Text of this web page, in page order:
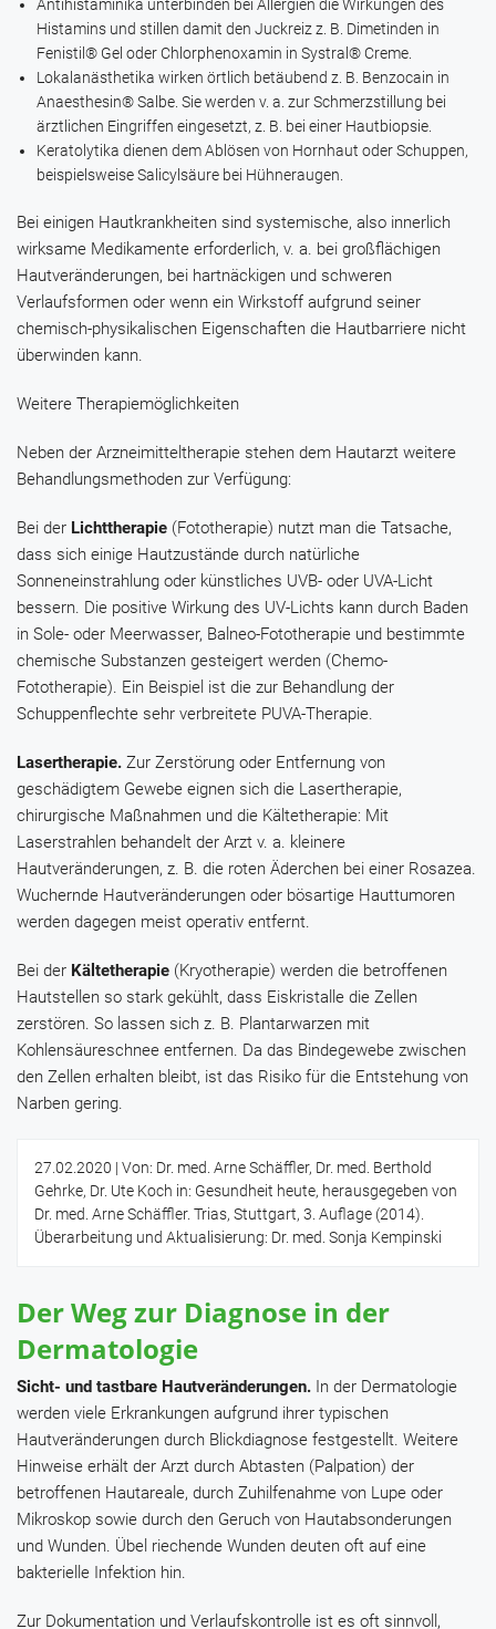
Antihistaminika unterbinden bei Allergien die Wirkungen des
Histamins und stillen damit den Juckreiz z. B. Dimetinden in
Fenistil® Gel oder Chlorphenoxamin in Systral® Creme.
Lokalanästhetika wirken örtlich betäubend z. B. Benzocain in
Anaesthesin® Salbe. Sie werden v. a. zur Schmerzstillung bei
ärztlichen Eingriffen eingesetzt, z. B. bei einer Hautbiopsie.
Keratolytika dienen dem Ablösen von Hornhaut oder Schuppen,
beispielsweiseSalicylsäurebei Hühneraugen.
Bei einigen Hautkrankheiten sind systemische, also innerlich
wirksame Medikamente erforderlich, v. a. bei großflächigen
Hautveränderungen, bei hartnäckigen und schweren
Verlaufsformen oder wenn ein Wirkstoff aufgrund seiner
chemisch-physikalischen Eigenschaften die Hautbarriere nicht
überwinden kann.
Weitere Therapiemöglichkeiten
Neben der Arzneimitteltherapie stehen dem Hautarzt weitere
Behandlungsmethoden zur Verfügung:
Bei der Lichttherapie (Fototherapie) nutzt man die Tatsache,
dass sich einige Hautzustände durch natürliche
Sonneneinstrahlung oder künstliches UVB- oder UVA-Licht
bessern. Die positive Wirkung des UV-Lichts kann durch Baden
in Sole- oder Meerwasser, Balneo-Fototherapie und bestimmte
chemische Substanzen gesteigert werden (Chemo-
Fototherapie). Ein Beispiel ist die zur Behandlung der
Schuppenflechte sehr verbreitete PUVA-Therapie.
Lasertherapie. Zur Zerstörung oder Entfernung von
geschädigtem Gewebe eignen sich die Lasertherapie,
chirurgische Maßnahmen und die Kältetherapie: Mit
Laserstrahlen behandelt der Arzt v. a. kleinere
Hautveränderungen, z. B. die roten Äderchen bei einer Rosazea.
Wuchernde Hautveränderungen oder bösartige Hauttumoren
werden dagegen meist operativ entfernt.
Bei der Kältetherapie (Kryotherapie) werden die betroffenen
Hautstellen so stark gekühlt, dass Eiskristalle die Zellen
zerstören. So lassen sich z. B. Plantarwarzen mit
Kohlensäureschnee entfernen. Da das Bindegewebe zwischen
den Zellen erhalten bleibt, ist das Risiko für die Entstehung von
Narben gering.
27.02.2020 | Von: Dr. med. Arne Schäffler, Dr. med. Berthold
Gehrke, Dr. Ute Koch in: Gesundheit heute, herausgegeben von
Dr. med. Arne Schäffler. Trias, Stuttgart, 3. Auflage (2014).
Überarbeitung und Aktualisierung: Dr. med. Sonja Kempinski
Der Weg zur Diagnose in der
Dermatologie
Sicht- und tastbare Hautveränderungen. In der Dermatologie
werden viele Erkrankungen aufgrund ihrer typischen
Hautveränderungen durch Blickdiagnose festgestellt. Weitere
Hinweise erhält der Arzt durch Abtasten (Palpation) der
betroffenen Hautareale, durch Zuhilfenahme von Lupe oder
Mikroskop sowie durch den Geruch von Hautabsonderungen
und Wunden. Übel riechende Wunden deuten oft auf eine
bakterielle Infektion hin.
Zur Dokumentation und Verlaufskontrolle ist es oft sinnvoll,